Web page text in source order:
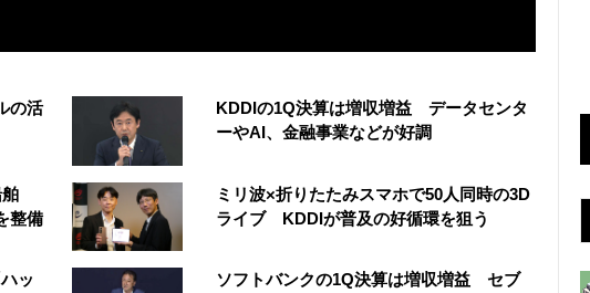
の活
KDDIの1Q決算は増収増益 データセンタ
ーやAI、金融事業などが好調
整備
ミリ波×折りたたみスマホで50人同時の3D
ライブ KDDIが普及の好循環を狙う
ッ
ソフトバンクの1Q決算は増収増益 セブ